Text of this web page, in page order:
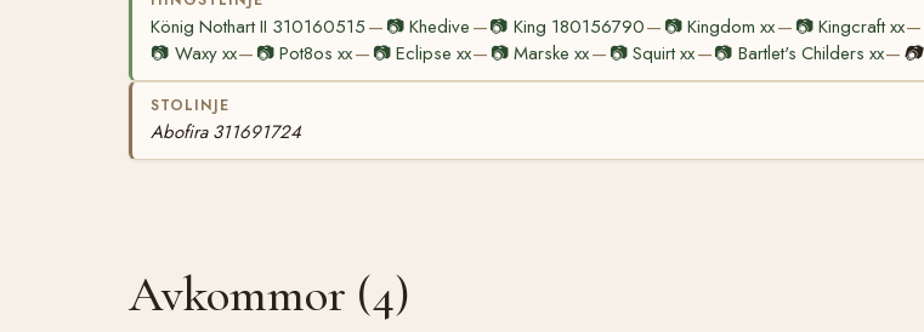
König Nothart II 310160515 — 📷Khedive —📷 King 180156790— 📷Kingdom xx— 📷 Kingcraft xx—
📷 Waxy xx— 📷Pot8os xx— 📷 Eclipse xx— 📷 Marske xx— 📷Squirt xx—📷 Bartlet's Childers xx— 📷
STOLINJE
Abofira 311691724
Avkommor (4)